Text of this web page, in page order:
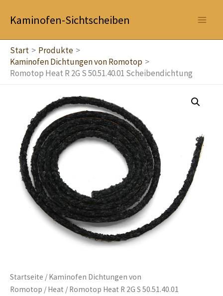
InhaltKaminofen-Sichtscheiben
Start
Produkte
Kaminofen Dichtungen von Romotop
Romotop Heat R 2G S 50.51.40.01 Scheibendichtung
Startseite / Kaminofen Dichtungen von
Romotop / Heat / Romotop Heat R 2G S 50.51.40.01